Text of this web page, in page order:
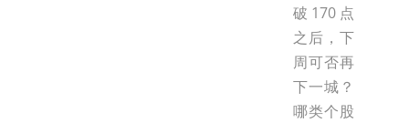
破170点
之后，下
周可否再
下一城？
哪类个股